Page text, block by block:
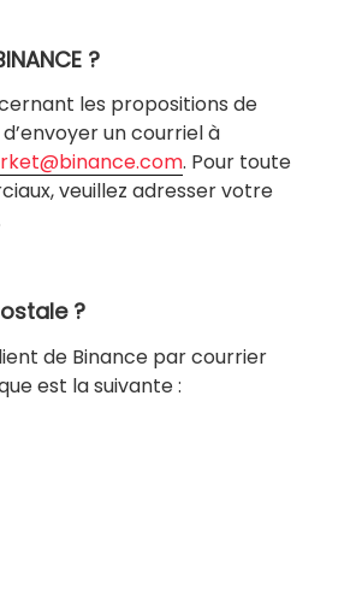
?
les propositions de
un courriel à
. Pour toute
veuillez adresser votre
?
de Binance par courrier
est la suivante :